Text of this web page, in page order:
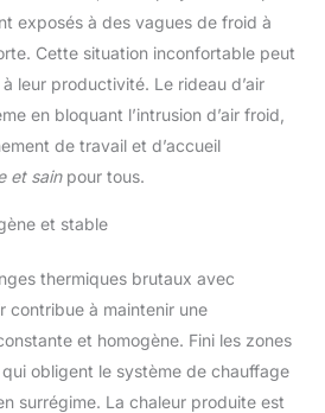
exposés à des vagues de froid à
Cette situation inconfortable peut
leur productivité. Le rideau d’air
en bloquant l’intrusion d’air froid,
de travail et d’accueil
et sainpour tous.
et stable
thermiques brutaux avec
contribue à maintenir une
et homogène. Fini les zones
obligent le système de chauffage
surrégime. La chaleur produite est